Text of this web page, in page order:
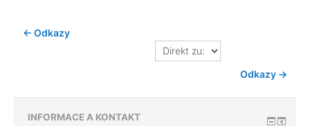
← Odkazy
Direkt
zu:
Odkazy →
INFORMACE A KONTAKT